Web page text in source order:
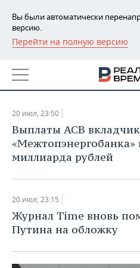
Вы были автоматически
версию.
Перейти на полную версию
РЕГИОНЫ
БАШКОРТОСТАН
УДМУРТИЯ
НОВОСТИ
НОВОСТИ АНАЛИТИКИ
ДЕКЛАРАЦИИ О ДОХОДАХ
КОРОЛИ ГОСЗАКАЗА ПФО
ВУЗЫ ТАТАРСТАНА
КОМУ ПРИНАДЛЕЖАТ
ТАТАРСТАНА
ЭКОНОМИКА
НОВОСТИ ЭКОНОМИКИ
ФИНАНСЫ
БЮДЖЕТ
ИНВЕСТИЦИИ
ПРОМЫШЛЕННОСТЬ
НОВОСТИ
АГРОПРОМ
НЕДВИЖИМОСТЬ
НОВОСТИ НЕДВИЖИМОСТИ
НОВОСТИ АВТО
БИЗНЕС
НОВОСТИ БИЗНЕСА
ТЕХНОЛОГИИ
20.07.2017
20 июл, 23:50
Выплаты АСВ
«Межтопэнергобанка»
миллиарда рублей
20 июл, 23:15
Журнал Time вновь
Путина на обложку